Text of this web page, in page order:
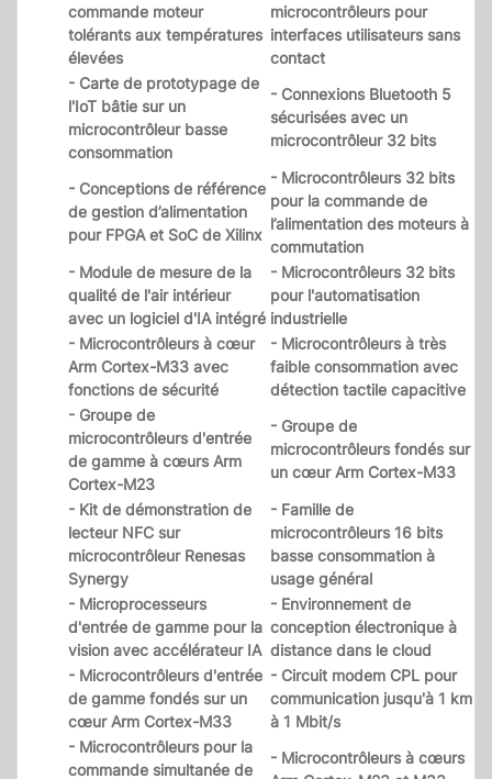
commande moteur
tolérants aux températures
élevées
microcontrôleurs pour
interfaces utilisateurs sans
contact
- Carte de prototypage de
l'IoT bâtie sur un
microcontrôleur basse
consommation
- Connexions Bluetooth 5
sécurisées avec un
microcontrôleur 32 bits
- Conceptions de référence
de gestion d’alimentation
pour FPGA et SoC de Xilinx
- Microcontrôleurs 32 bits
pour la commande de
l’alimentation des moteurs à
commutation
- Module de mesure de la
qualité de l'air intérieur
avec un logiciel d'IA intégré
- Microcontrôleurs 32 bits
pour l'automatisation
industrielle
- Microcontrôleurs à cœur
Arm Cortex-M33 avec
fonctions de sécurité
- Microcontrôleurs à très
faible consommation avec
détection tactile capacitive
- Groupe de
microcontrôleurs d'entrée
de gamme à cœurs Arm
Cortex-M23
- Groupe de
microcontrôleurs fondés sur
un cœur Arm Cortex-M33
- Kit de démonstration de
lecteur NFC sur
microcontrôleur Renesas
Synergy
- Famille de
microcontrôleurs 16 bits
basse consommation à
usage général
- Microprocesseurs
d'entrée de gamme pour la
vision avec accélérateur IA
- Environnement de
conception électronique à
distance dans le cloud
- Microcontrôleurs d'entrée
de gamme fondés sur un
cœur Arm Cortex-M33
- Circuit modem CPL pour
communication jusqu'à 1 km
à 1 Mbit/s
- Microcontrôleurs pour la
commande simultanée de
- Microcontrôleurs à cœurs